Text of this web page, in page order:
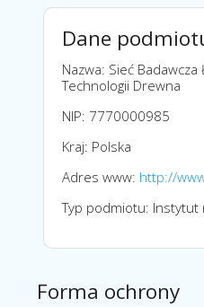
Dane
Nazwa: Sieć
Technologii Drewna
NIP: 7770000985
Kraj: Polska
Adres www: http://
Typ podmiotu: Instytut
Forma ochrony